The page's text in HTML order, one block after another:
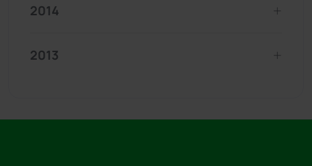
2014
2013